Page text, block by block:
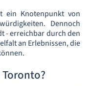
ein Knotenpunkt von
Dennoch
- erreichbar durch den
an Erlebnissen, die